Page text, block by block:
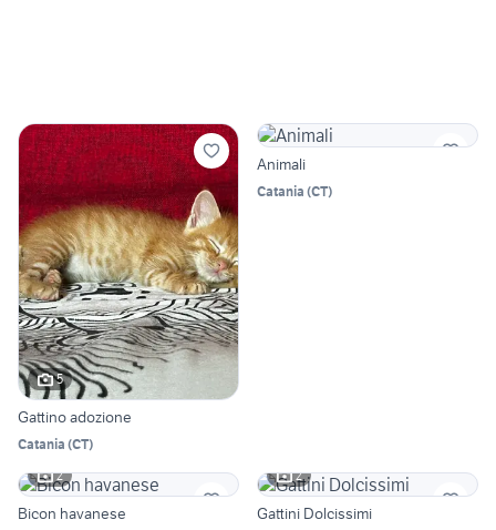
5
Gattino adozione
Catania (CT)
Animali
Catania (CT)
2
Bicon havanese
2
Gattini Dolcissimi